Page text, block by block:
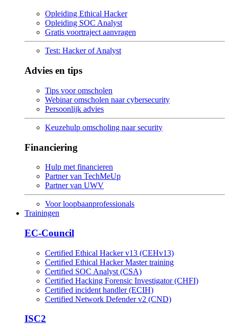
Opleiding Ethical Hacker
Opleiding SOC Analyst
Gratis voortraject aanvragen
Test: Hacker of Analyst
Advies en tips
Tips voor omscholen
Webinar omscholen naar cybersecurity
Persoonlijk advies
Keuzehulp omscholing naar security
Financiering
Hulp met financieren
Partner van TechMeUp
Partner van UWV
Voor loopbaanprofessionals
Trainingen
EC-Council
Certified Ethical Hacker v13 (CEHv13)
Certified Ethical Hacker Master training
Certified SOC Analyst (CSA)
Certified Hacking Forensic Investigator (CHFI)
Certified incident handler (ECIH)
Certified Network Defender v2 (CND)
ISC2